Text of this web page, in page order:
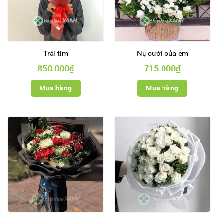
Trái tim
850.000₫
Mua hàng
Nụ cười của em
715.000₫
Mua hàng